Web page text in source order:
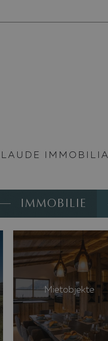
IMMOBILIA.
IMMOBILIE
Mietobjekte